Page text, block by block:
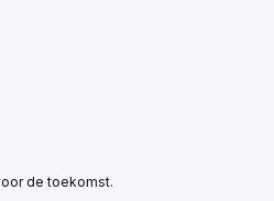
de toekomst.